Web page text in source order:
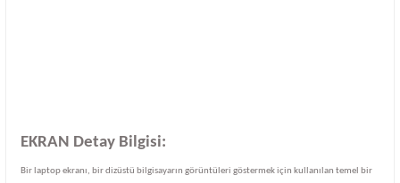
EKRAN Detay Bilgisi:
Bir laptop ekranı, bir dizüstü bilgisayarın görüntüleri göstermek için kullanılan temel bir